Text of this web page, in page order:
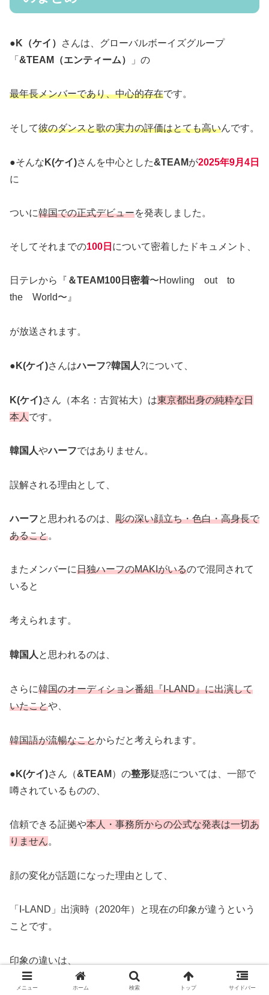
● K（ケイ）
さんは、グローバルボーイズグループ
「 &TEAM（エンティーム） 」の
最年長メンバーであり、中心的存在です。
そして彼のダンスと歌の実力の評価はとても高いんです。
●そんな K(ケイ)さんを中心とした&TEAMが2025年9月4日
に
ついに韓国での正式デビューを発表しました。
そしてそれまでの100日 について密着したドキュメント、
日テレから『 ＆TEAM100日密着〜Howling out to
the World〜』
が放送されます。
● K(ケイ)さんはハーフ?韓国人?について、
K(ケイ)さん（本名：古賀祐大）は東京都出身の純粋な日
本人 です。
韓国人やハーフではありません。
誤解される理由として、
ハーフと思われるのは、 彫の深い顔立ち・色白・高身長で
あること。
またメンバーに日独ハーフのMAKIがいるので混同されて
いると
考えられます。
韓国人 と思われるのは、
さらに韓国のオーディション番組『I-LAND』に出演して
いたことや、
韓国語が流暢なことからだと考えられます。
● K(ケイ)さん（&TEAM ）の整形疑惑については、一部で
噂されているものの、
信頼できる証拠や本人・事務所からの公式な発表は一切あ
りません。
顔の変化が話題になった理由として、
「I-LAND」出演時（2020年）と現在の印象が違うという
ことです。
印象の違いは、
メニュー ホーム 検索 トップ サイドバー